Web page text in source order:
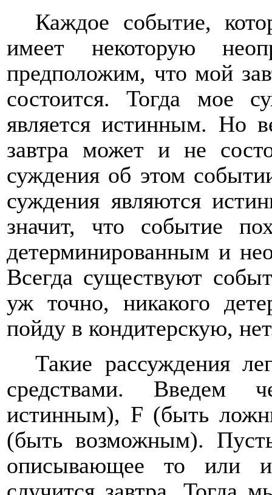
Каждое событие,
имеет некоторую
предположим, что мой
состоится. Тогда мое
является истинным. Но
завтра может и не
суждения об этом
суждения являются
значит, что событие
детерминированным и
Всегда существуют
уж точно, никакого
пойду в кондитерскую,
Такие рассуждения
средствами. Введем
истинным), F (быть
(быть возможным).
описывающее то или